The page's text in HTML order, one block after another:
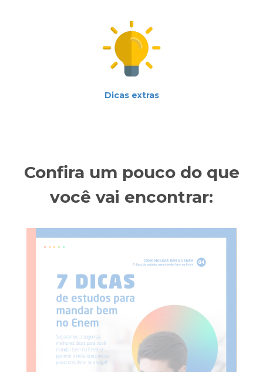
Dicas extras
Confira um pouco do que
você vai encontrar: